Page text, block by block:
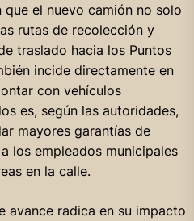
que el nuevo camión no solo
rutas de recolección y
traslado hacia los Puntos
incide directamente en
con vehículos
es, según las autoridades,
mayores garantías de
los empleados municipales
en la calle.
avance radica en su impacto